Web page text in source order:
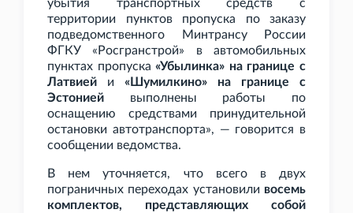
убытия транспортных средств с
территории пунктов пропуска по заказу
подведомственного Минтрансу России
ФГКУ «Росгранстрой» в автомобильных
пунктах пропуска«Убылинка» на границе с
Латвией и «Шумилкино» на границе с
Эстонией выполнены работы по
оснащению средствами принудительной
остановки автотранспорта», — говорится в
сообщении ведомства.
В нем уточняется, что всего в двух
пограничных переходах установили восемь
комплектов, представляющих собой